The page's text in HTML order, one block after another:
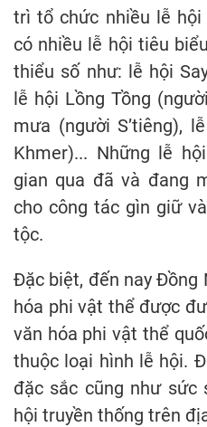
trì tổ chức nhiều lễ
có nhiều lễ hội tiêu
thiểu số như: lễ hội
lễ hội Lồng Tồng
mưa (người S’tiêng),
Khmer)... Những lễ
gian qua đã và đang
cho công tác gìn giữ
tộc.
Đặc biệt, đến nay Đồng
hóa phi vật thể được
văn hóa phi vật thể
thuộc loại hình lễ hội.
đặc sắc cũng như sức
hội truyền thống trên